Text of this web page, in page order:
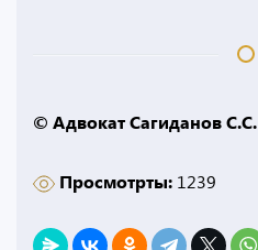
© Адвокат Сагиданов С.С.
Просмотрты: 1239